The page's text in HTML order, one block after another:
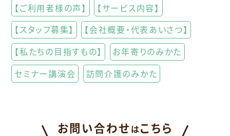
【ご利用者様の声】
【サービス内容】
【スタッフ募集】
【会社概要・代表あいさつ】
【私たちの目指すもの】
お年寄りのみかた
セミナー講演会
訪問介護のみかた
お問い合わせ はこちら